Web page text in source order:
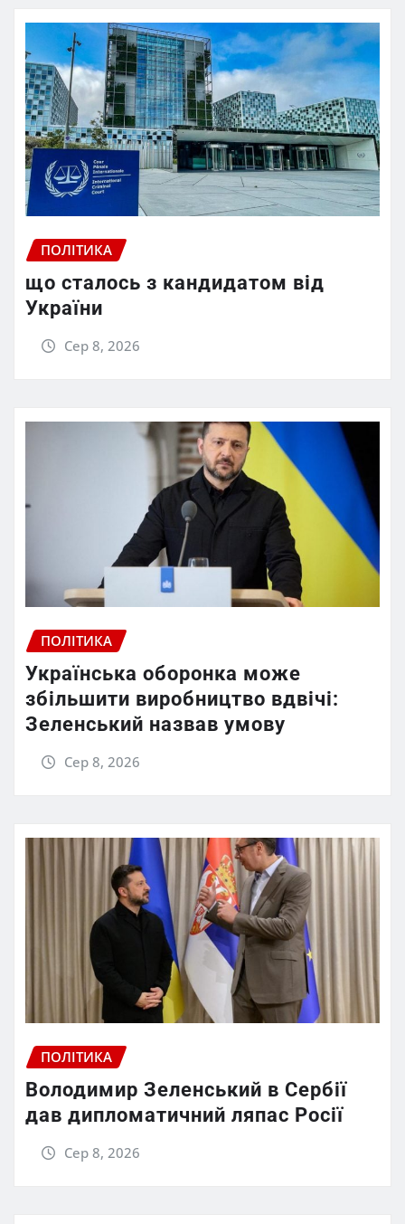
ПОЛІТИКА
що сталось з кандидатом від
України
Сер 8, 2026
ПОЛІТИКА
Українська оборонка може
збільшити виробництво вдвічі:
Зеленський назвав умову
Сер 8, 2026
ПОЛІТИКА
Володимир Зеленський в Сербії
дав дипломатичний ляпас Росії
Сер 8, 2026